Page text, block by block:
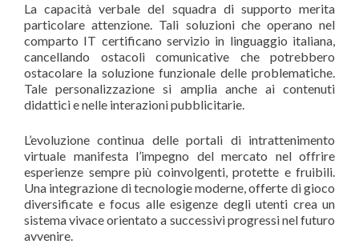
La capacità verbale del squadra di supporto merita
particolare attenzione. Tali soluzioni che operano nel
comparto IT certificano servizio in linguaggio italiana,
cancellando ostacoli comunicative che potrebbero
ostacolare la soluzione funzionale delle problematiche.
Tale personalizzazione si amplia anche ai contenuti
didattici e nelle interazioni pubblicitarie.
L’evoluzione continua delle portali di intrattenimento
virtuale manifesta l’impegno del mercato nel offrire
esperienze sempre più coinvolgenti, protette e fruibili.
Una integrazione di tecnologie moderne, offerte di gioco
diversificate e focus alle esigenze degli utenti crea un
sistema vivace orientato a successivi progressi nel futuro
avvenire.